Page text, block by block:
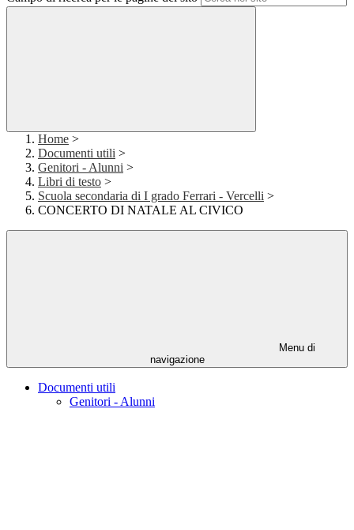
Home >
Documenti utili >
Genitori - Alunni >
Libri di testo >
Scuola secondaria di I grado Ferrari - Vercelli >
CONCERTO DI NATALE AL CIVICO
Menu di
navigazione
Documenti utili
Genitori - Alunni